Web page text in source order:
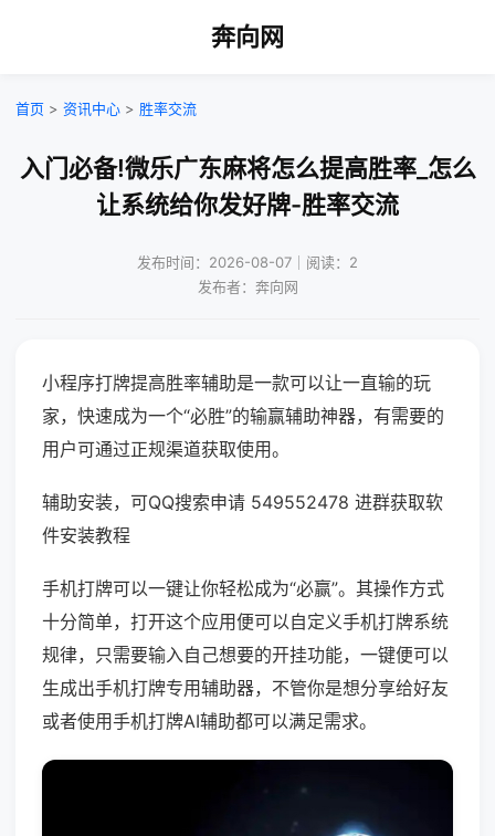
奔向网
首页 > 资讯中心 > 胜率交流
入门必备!微乐广东麻将怎么提高胜率_怎么
让系统给你发好牌-胜率交流
发布时间：2026-08-07｜阅读：2
发布者：奔向网
小程序打牌提高胜率辅助是一款可以让一直输的玩
家，快速成为一个“必胜”的输赢辅助神器，有需要的
用户可通过正规渠道获取使用。
辅助安装，可QQ搜索申请 549552478 进群获取软
件安装教程
手机打牌可以一键让你轻松成为“必赢”。其操作方式
十分简单，打开这个应用便可以自定义手机打牌系统
规律，只需要输入自己想要的开挂功能，一键便可以
生成出手机打牌专用辅助器，不管你是想分享给好友
或者使用手机打牌AI辅助都可以满足需求。